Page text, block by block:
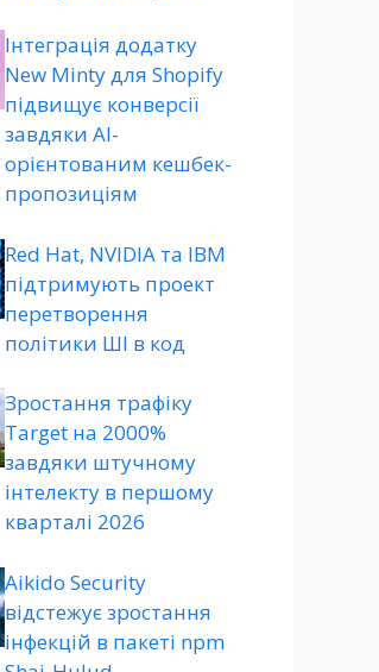
Інтеграція додатку
New Minty для Shopify
підвищує конверсії
завдяки AI-
орієнтованим кешбек-
пропозиціям
Red Hat, NVIDIA та IBM
підтримують проект
перетворення
політики ШІ в код
Зростання трафіку
Target на 2000%
завдяки штучному
інтелекту в першому
кварталі 2026
Aikido Security
відстежує зростання
інфекцій в пакеті npm